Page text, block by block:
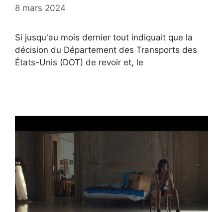
8 mars 2024
Si jusqu'au mois dernier tout indiquait que la
décision du Département des Transports des
États-Unis (DOT) de revoir et, le